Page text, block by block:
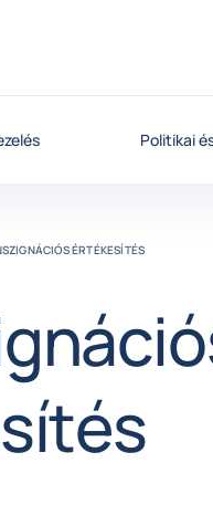
Politikai
ÉRTÉKESÍTÉS